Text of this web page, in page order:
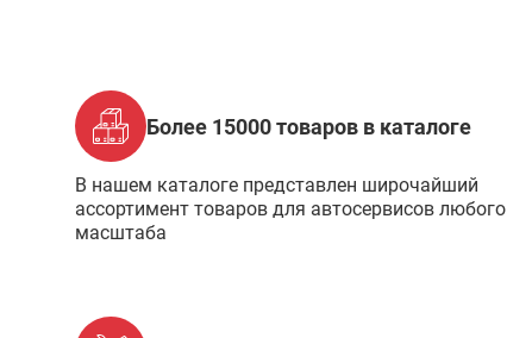
Более 15000 товаров в каталоге
В нашем каталоге представлен широчайший
ассортимент товаров для автосервисов любого
масштаба